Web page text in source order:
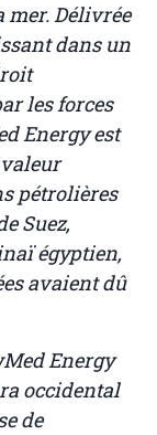
mer. Délivrée
dans un
les forces
Energy est
pétrolières
Suez,
égyptien,
avaient dû
Energy
occidental
de